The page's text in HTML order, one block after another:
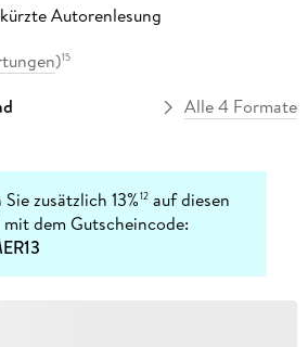
Autorenlesung
)15
Alle 4 Formate
Sie zusätzlich 13%12 auf diesen
dem Gutscheincode: